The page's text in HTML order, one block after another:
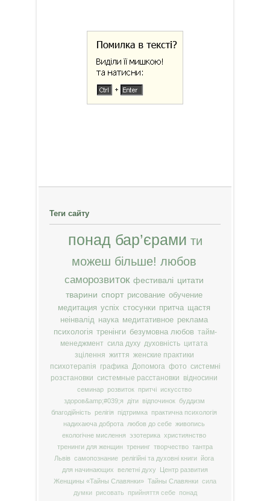
Теги сайту
понад бар’єрами ти
можеш більше! любов
саморозвиток фестивалі цитати
тварини спорт рисование обучение
медитация успіх стосунки притча щастя
неінвалід наука медитативное реклама
психологія тренінги безумовна любов тайм-
менеджмент сила духу духовність цитата
зцілення життя женские практики
психотерапія графика Допомога фото системні
розстановки системные расстановки відносини
семинар розвиток притчі
искусство
здоров&amp;#039;я діти відпочинок буддизм
благодійність
релігія підтримка практична психологія
надихаюча доброта любов до себе живопись
екологічне мислення эзотерика християнство
тренинги для женщин тренинг творчество тантра
Львів самопознание релігійні та духовні книги йога
для начинающих
велетні духу
Центр развития
Женщины «Тайны Славянки» Тайны Славянки сила
думки
рисовать прийняття себе
понад